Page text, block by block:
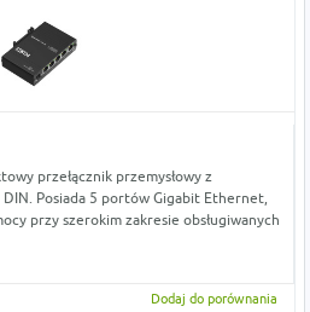
przełącznik przemysłowy z
Posiada 5 portów Gigabit Ethernet,
przy szerokim zakresie obsługiwanych
Dodaj do porównania